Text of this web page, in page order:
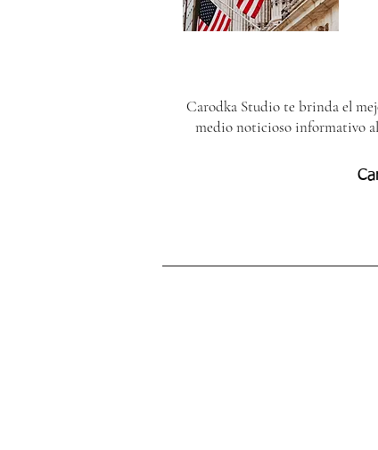
Carodka Studio te brinda el
medio noticioso informativo